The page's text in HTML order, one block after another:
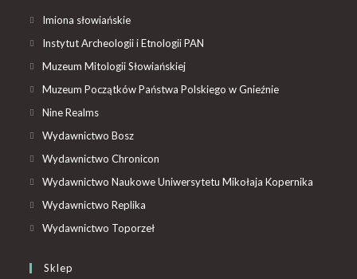
Imiona słowiańskie
Instytut Archeologii i Etnologii PAN
Muzeum Mitologii Słowiańskiej
Muzeum Początków Państwa Polskiego w Gnieźnie
Nine Realms
Wydawnictwo Bosz
Wydawnictwo Chronicon
Wydawnictwo Naukowe Uniwersytetu Mikołaja Kopernika
Wydawnictwo Replika
Wydawnictwo Toporzeł
Sklep